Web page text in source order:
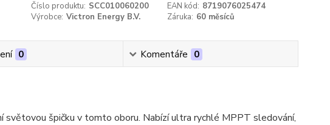
Číslo produktu: SCC010060200 EAN kód: 8719076025474
Výrobce: Victron Energy B.V. Záruka: 60 měsíců
0 Komentáře 0
špičku v tomto oboru. Nabízí ultra rychlé MPPT sledování,